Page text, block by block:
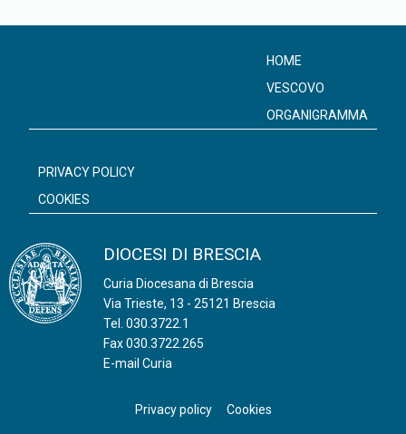
t
i
o
DIOCESI DI BRESCIA
Curia Diocesana di Brescia
Via Trieste, 13 - 25121 Brescia
Tel. 030.3722.1
Fax 030.3722.265
E-mail Curia
HOME
VESCOVO
ORGANIGRAMMA
PRIVACY POLICY
COOKIES
Privacy policy Cookies